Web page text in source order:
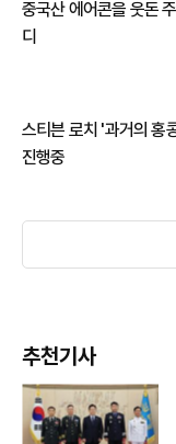
중국산 에어콘을 웃돈
디
스티븐 로치 '과거의 홍
진행중
추천기사